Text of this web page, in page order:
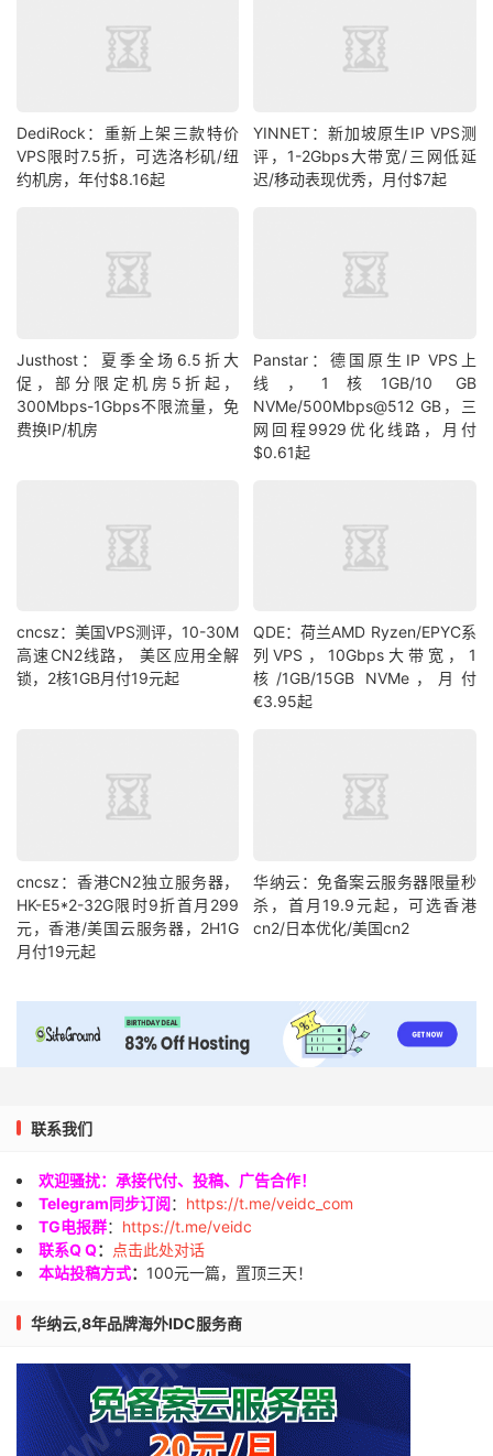
DediRock：重新上架三款特价
VPS限时7.5折，可选洛杉矶/纽
约机房，年付$8.16起
YINNET：新加坡原生IP VPS测
评，1-2Gbps大带宽/三网低延
迟/移动表现优秀，月付$7起
Justhost：夏季全场6.5折大
促，部分限定机房5折起，
300Mbps-1Gbps不限流量，免
费换IP/机房
Panstar：德国原生IP VPS上
线，1核1GB/10 GB
NVMe/500Mbps@512 GB，三
网回程9929优化线路，月付
$0.61起
cncsz：美国VPS测评，10-30M
高速CN2线路， 美区应用全解
锁，2核1GB月付19元起
QDE：荷兰AMD Ryzen/EPYC系
列VPS，10Gbps大带宽，1
核/1GB/15GB NVMe，月付
€3.95起
cncsz：香港CN2独立服务器，
HK-E5*2-32G限时9折首月299
元，香港/美国云服务器，2H1G
月付19元起
华纳云：免备案云服务器限量秒
杀，首月19.9元起，可选香港
cn2/日本优化/美国cn2
联系我们
欢迎骚扰：承接代付、投稿、广告合作！
Telegram同步订阅： https://t.me/veidc_com
TG电报群： https://t.me/veidc
联系Q Q：
点击此处对话
本站投稿方式： 100元一篇，置顶三天！
华纳云,8年品牌海外IDC服务商